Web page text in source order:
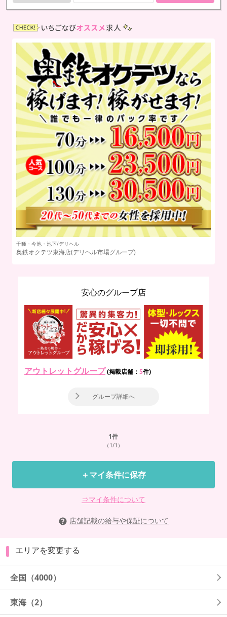
千種・今池・池下/デリヘル
奥鉄オクテツ東海店(デリヘル市場グループ)
安心のグループ店
アウトレットグループ(掲載店舗： 5件)
グループ詳細へ
1件
（1/1）
＋マイ条件に保存
⇒マイ条件について
店舗記載の給与や保証について
エリアを変更する
全国 （4000）
東海 （2）